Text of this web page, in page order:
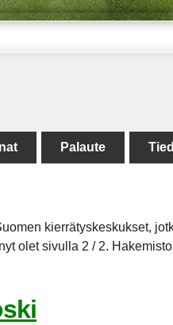
Palaute
kierrätyskeskukset,
olet sivulla 2 / 2.